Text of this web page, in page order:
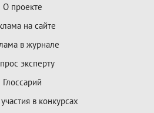
О проекте
на сайте
в журнале
эксперту
Глоссарий
в конкурсах